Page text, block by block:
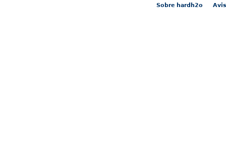
Sobre hardh2o